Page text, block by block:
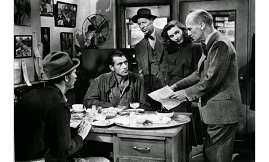
この商品を含むブログ (16件) を見る